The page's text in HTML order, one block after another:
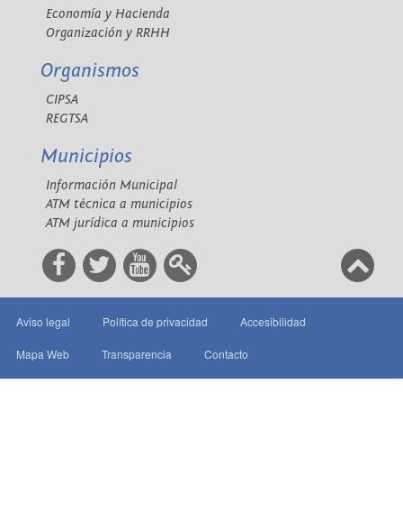
Economía y Hacienda
Organización y RRHH
Organismos
CIPSA
REGTSA
Municipios
Información Municipal
ATM técnica a municipios
ATM jurídica a municipios
Aviso legal Política de privacidad Accesibilidad
Mapa Web Transparencia Contacto